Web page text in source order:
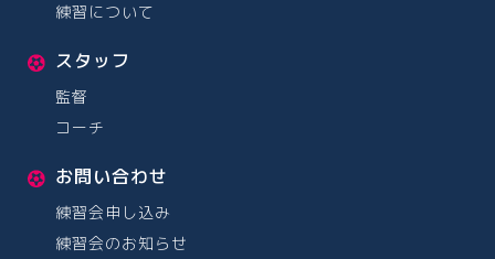
練習について
スタッフ
監督
コーチ
お問い合わせ
練習会申し込み
練習会のお知らせ